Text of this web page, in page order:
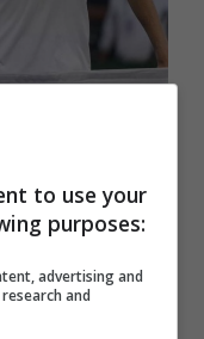
2024 per infortunio
rovinare i
che
Garros di
in
to use your
purposes:
advertising and
and